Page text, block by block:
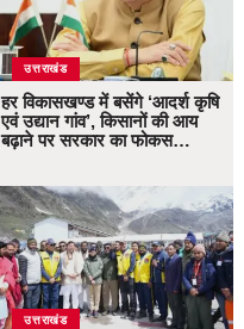
उत्तराखंड
हर विकासखण्ड में बसेंगे ‘आदर्श कृषि
एवं उद्यान गांव’, किसानों की आय
बढ़ाने पर सरकार का फोकस…
उत्तराखंड